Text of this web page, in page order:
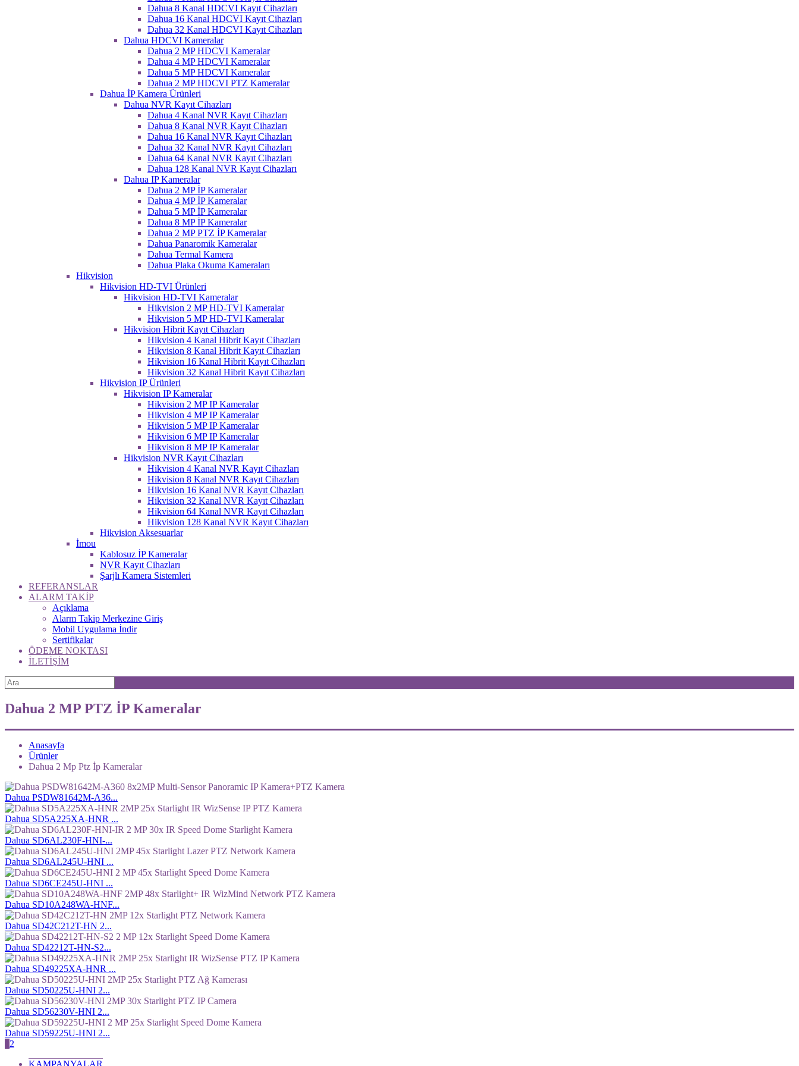
Dahua 8 Kanal HDCVI Kayıt Cihazları
Dahua 16 Kanal HDCVI Kayıt Cihazları
Dahua 32 Kanal HDCVI Kayıt Cihazları
Dahua HDCVI Kameralar
Dahua 2 MP HDCVI Kameralar
Dahua 4 MP HDCVI Kameralar
Dahua 5 MP HDCVI Kameralar
Dahua 2 MP HDCVI PTZ Kameralar
Dahua İP Kamera Ürünleri
Dahua NVR Kayıt Cihazları
Dahua 4 Kanal NVR Kayıt Cihazları
Dahua 8 Kanal NVR Kayıt Cihazları
Dahua 16 Kanal NVR Kayıt Cihazları
Dahua 32 Kanal NVR Kayıt Cihazları
Dahua 64 Kanal NVR Kayıt Cihazları
Dahua 128 Kanal NVR Kayıt Cihazları
Dahua IP Kameralar
Dahua 2 MP İP Kameralar
Dahua 4 MP İP Kameralar
Dahua 5 MP İP Kameralar
Dahua 8 MP İP Kameralar
Dahua 2 MP PTZ İP Kameralar
Dahua Panaromik Kameralar
Dahua Termal Kamera
Dahua Plaka Okuma Kameraları
Hikvision
Hikvision HD-TVI Ürünleri
Hikvision HD-TVI Kameralar
Hikvision 2 MP HD-TVI Kameralar
Hikvision 5 MP HD-TVI Kameralar
Hikvision Hibrit Kayıt Cihazları
Hikvision 4 Kanal Hibrit Kayıt Cihazları
Hikvision 8 Kanal Hibrit Kayıt Cihazları
Hikvision 16 Kanal Hibrit Kayıt Cihazları
Hikvision 32 Kanal Hibrit Kayıt Cihazları
Hikvision IP Ürünleri
Hikvision IP Kameralar
Hikvision 2 MP IP Kameralar
Hikvision 4 MP IP Kameralar
Hikvision 5 MP IP Kameralar
Hikvision 6 MP IP Kameralar
Hikvision 8 MP IP Kameralar
Hikvision NVR Kayıt Cihazları
Hikvision 4 Kanal NVR Kayıt Cihazları
Hikvision 8 Kanal NVR Kayıt Cihazları
Hikvision 16 Kanal NVR Kayıt Cihazları
Hikvision 32 Kanal NVR Kayıt Cihazları
Hikvision 64 Kanal NVR Kayıt Cihazları
Hikvision 128 Kanal NVR Kayıt Cihazları
Hikvision Aksesuarlar
İmou
Kablosuz İP Kameralar
NVR Kayıt Cihazları
Şarjlı Kamera Sistemleri
REFERANSLAR
ALARM TAKİP
Açıklama
Alarm Takip Merkezine Giriş
Mobil Uygulama İndir
Sertifikalar
ÖDEME NOKTASI
İLETİŞİM
Dahua 2 MP PTZ İP Kameralar
Anasayfa
Ürünler
Dahua 2 Mp Ptz İp Kameralar
Dahua PSDW81642M-A36...
Dahua SD5A225XA-HNR ...
Dahua SD6AL230F-HNI-...
Dahua SD6AL245U-HNI ...
Dahua SD6CE245U-HNI ...
Dahua SD10A248WA-HNF...
Dahua SD42C212T-HN 2...
Dahua SD42212T-HN-S2...
Dahua SD49225XA-HNR ...
Dahua SD50225U-HNI 2...
Dahua SD56230V-HNI 2...
Dahua SD59225U-HNI 2...
2
KAMPANYALAR